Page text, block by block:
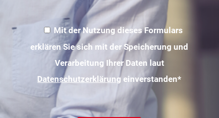
Mit der Nutzung dieses Formulars
erklären Sie sich mit der Speicherung und
Verarbeitung Ihrer Daten laut
Datenschutzerklärung einverstanden*